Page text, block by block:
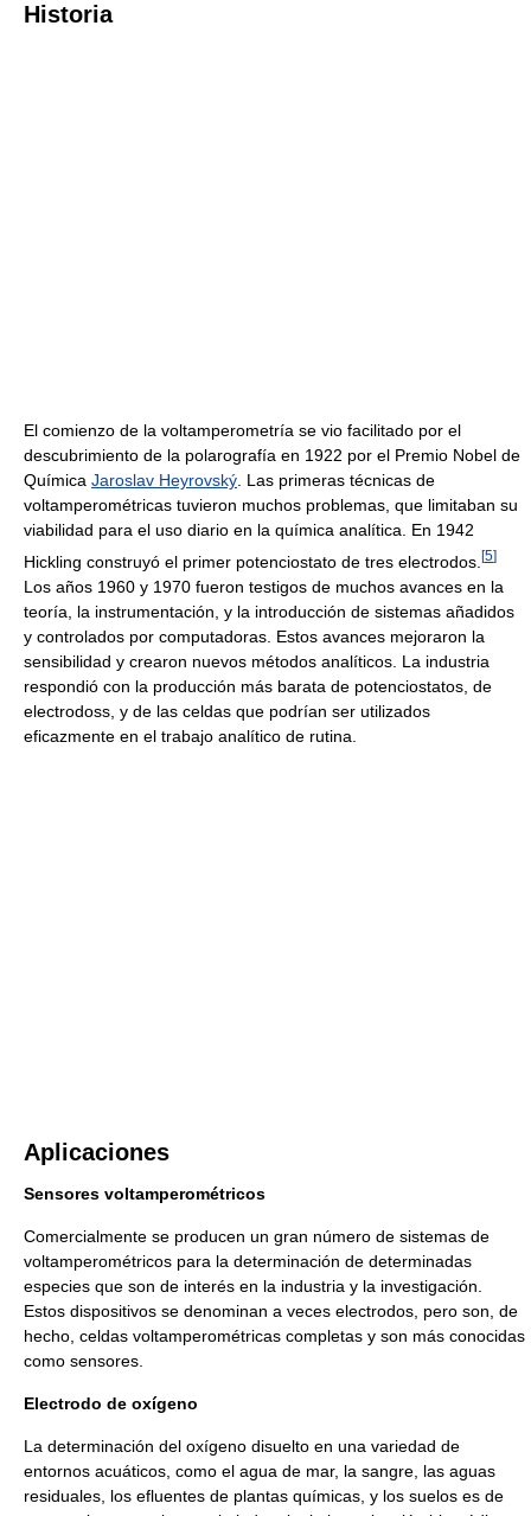
Historia
El comienzo de la voltamperometría se vio facilitado por el
descubrimiento de la polarografía en 1922 por el Premio Nobel de
Química Jaroslav Heyrovský. Las primeras técnicas de
voltamperométricas tuvieron muchos problemas, que limitaban su
viabilidad para el uso diario en la química analítica. En 1942
Hickling construyó el primer potenciostato de tres electrodos. [5]
Los años 1960 y 1970 fueron testigos de muchos avances en la
teoría, la instrumentación, y la introducción de sistemas añadidos
y controlados por computadoras. Estos avances mejoraron la
sensibilidad y crearon nuevos métodos analíticos. La industria
respondió con la producción más barata de potenciostatos, de
electrodoss, y de las celdas que podrían ser utilizados
eficazmente en el trabajo analítico de rutina.
Aplicaciones
Sensores voltamperométricos
Comercialmente se producen un gran número de sistemas de
voltamperométricos para la determinación de determinadas
especies que son de interés en la industria y la investigación.
Estos dispositivos se denominan a veces electrodos, pero son, de
hecho, celdas voltamperométricas completas y son más conocidas
como sensores.
Electrodo de oxígeno
La determinación del oxígeno disuelto en una variedad de
entornos acuáticos, como el agua de mar, la sangre, las aguas
residuales, los efluentes de plantas químicas, y los suelos es de